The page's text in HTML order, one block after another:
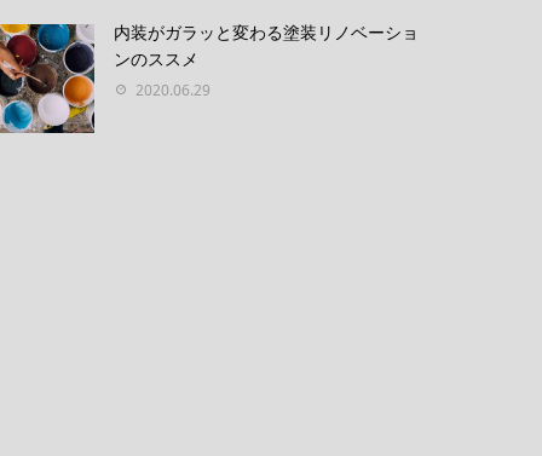
内装がガラッと変わる塗装リノベーショ
ンのススメ
2020.06.29